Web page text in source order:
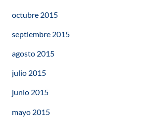
octubre 2015
septiembre 2015
agosto 2015
julio 2015
junio 2015
mayo 2015